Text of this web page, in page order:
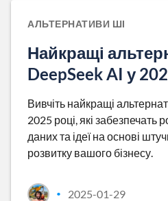
АЛЬТЕРНАТИВИ ШІ
Найкращі
DeepSeek AI у
Вивчіть найкращі
2025 році, які забезпечать
даних та ідеї на основі
розвитку вашого бізнесу.
• 2025-01-29